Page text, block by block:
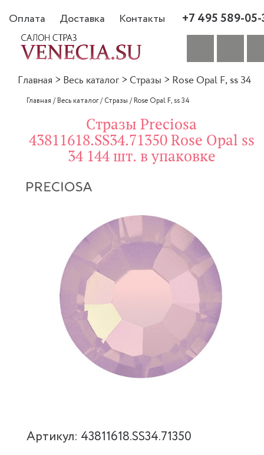
Оплата Доставка Контакты +7 495 589-
Главная > Весь каталог > Стразы > Rose Opal F, ss 34
Главная /Весь каталог/Стразы /Rose Opal F, ss 34
Стразы Preciosa
43811618.SS34.71350 Rose Opal ss
34 144 шт. в упаковке
Артикул: 43811618.SS34.71350